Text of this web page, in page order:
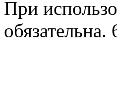
При
обязательна.